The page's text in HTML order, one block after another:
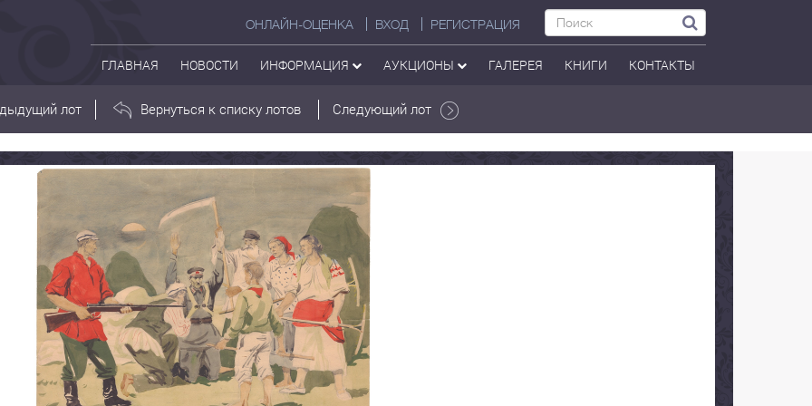
ОНЛАЙН-ОЦЕНКА ВХОД РЕГИСТРАЦИЯ
ГЛАВНАЯ НОВОСТИ ИНФОРМАЦИЯ АУКЦИОНЫ ГАЛЕРЕЯ КНИГИ КОНТАКТЫ
лот Вернуться к списку лотов Следующий лот